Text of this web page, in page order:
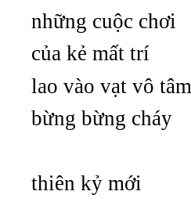
những cuộc chơi
của kẻ mất trí
lao vào vạt vô tâm
bừng bừng cháy
thiên kỷ mới